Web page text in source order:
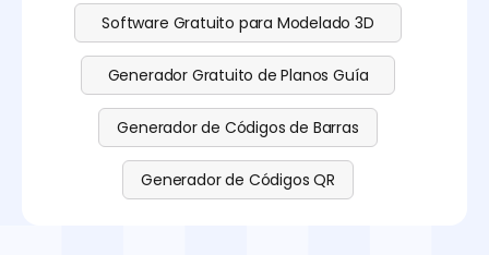
Software Gratuito para Modelado 3D
Generador Gratuito de Planos Guía
Generador de Códigos de Barras
Generador de Códigos QR